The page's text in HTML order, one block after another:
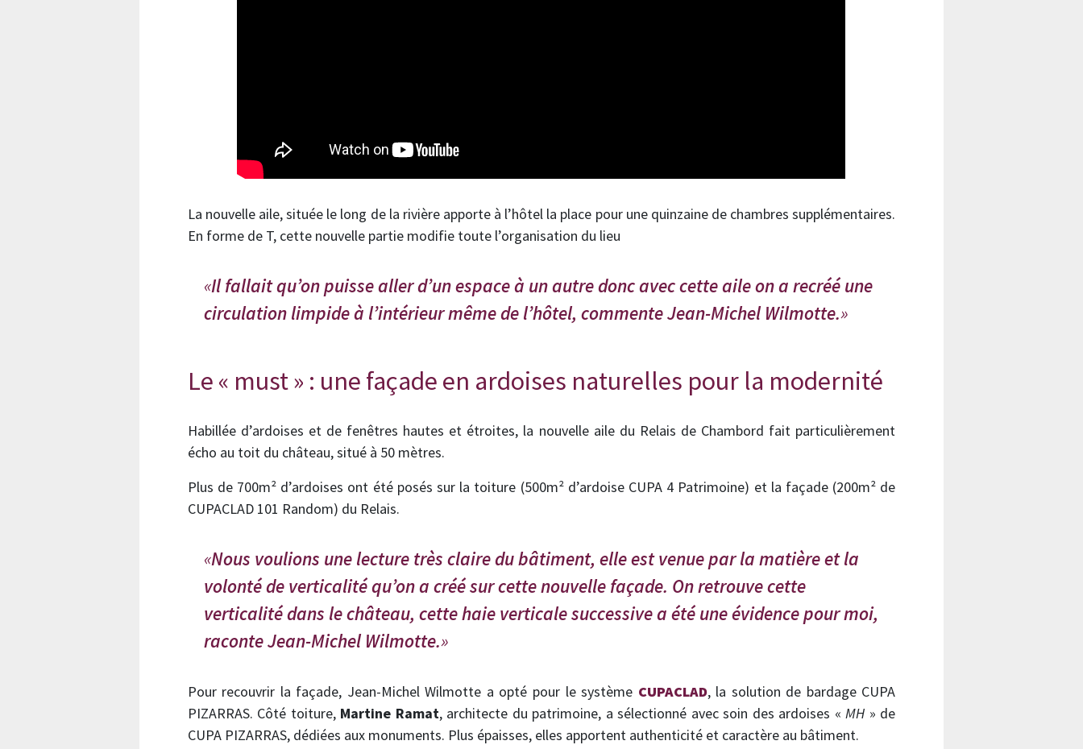
La nouvelle aile, située le long de la rivière apporte à l’hôtel la place pour une quinzaine de chambres supplémentaires.
En forme de T, cette nouvelle partie modifie toute l’organisation du lieu
Il fallait qu’on puisse aller d’un espace à un autre donc avec cette aile on a recréé une
circulation limpide à l’intérieur même de l’hôtel, commente Jean-Michel Wilmotte.
Le « must » : une façade en ardoises naturelles pour la modernité
Habillée d’ardoises et de fenêtres hautes et étroites, la nouvelle aile du Relais de Chambord fait particulièrement
écho au toit du château, situé à 50 mètres.
Plus de 700m² d’ardoises ont été posés sur la toiture (500m² d’ardoise CUPA 4 Patrimoine) et la façade (200m² de
CUPACLAD 101 Random) du Relais.
Nous voulions une lecture très claire du bâtiment, elle est venue par la matière et la
volonté de verticalité qu’on a créé sur cette nouvelle façade. On retrouve cette
verticalité dans le château, cette haie verticale successive a été une évidence pour moi,
raconte Jean-Michel Wilmotte.
Pour recouvrir la façade, Jean-Michel Wilmotte a opté pour le système CUPACLAD, la solution de bardage CUPA
PIZARRAS. Côté toiture, Martine Ramat, architecte du patrimoine, a sélectionné avec soin des ardoises «MH » de
CUPA PIZARRAS, dédiées aux monuments. Plus épaisses, elles apportent authenticité et caractère au bâtiment.